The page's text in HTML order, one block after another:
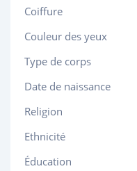
Coiffure
Couleur des yeux
Type de corps
Date de naissance
Religion
Ethnicité
Éducation